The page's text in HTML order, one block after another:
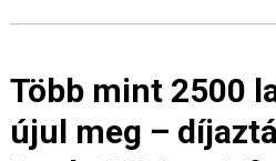
Több mint 2500
újul meg –